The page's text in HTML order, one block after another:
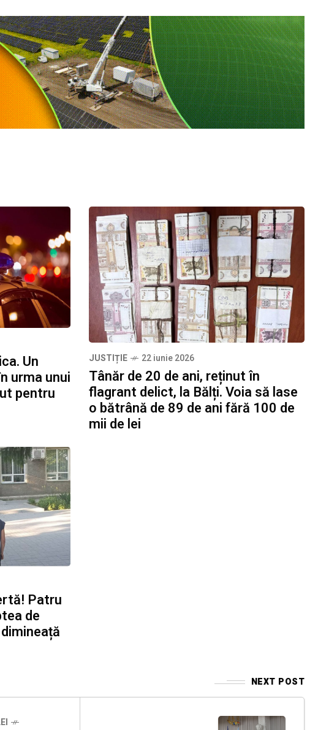
Un
urma unui
pentru
JUSTIȚIE 22 iunie 2026
Tânăr de 20 de ani, reținut în
flagrant delict, la Bălți. Voia să lase
o bătrână de 89 de ani fără 100 de
mii de lei
Patru
de
NEXT POST